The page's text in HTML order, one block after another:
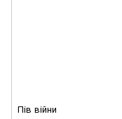
Пів війни